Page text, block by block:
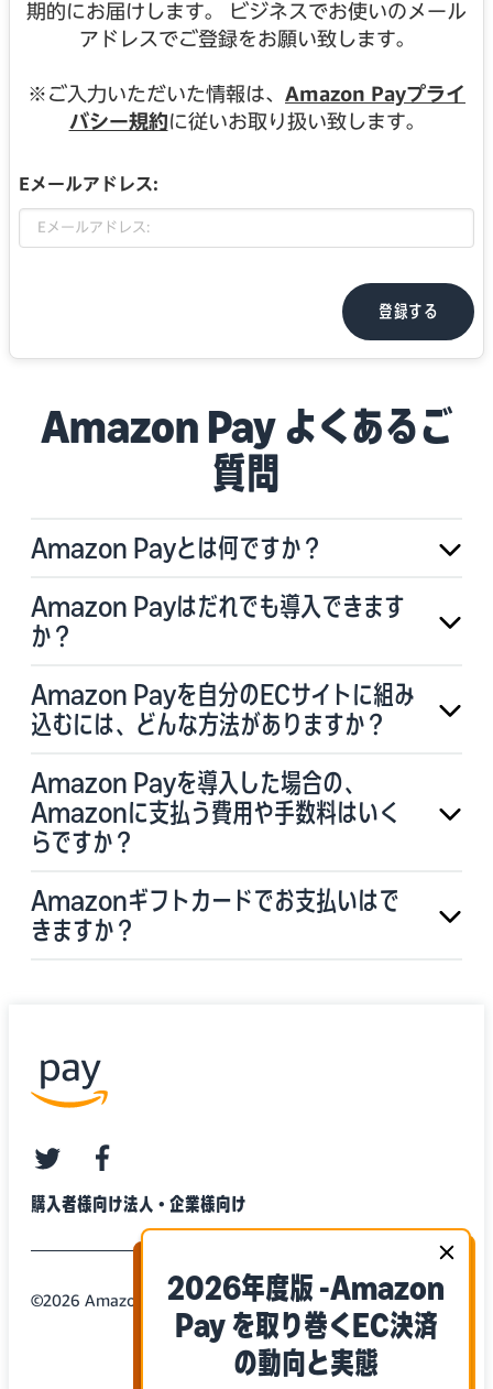
期的にお届けします。 ビジネスでお使いのメール
アドレスでご登録をお願い致します。
※ご入力いただいた情報は、 Amazon Payプライ
バシー規約に従いお取り扱い致します。
Eメールアドレス:
登録する
Amazon Pay よくあるご
質問
Amazon Payとは何ですか？
Amazon Payはだれでも導入できます
か？
Amazon Payを自分のECサイトに組み
込むには、どんな方法がありますか？
Amazon Payを導入した場合の、
Amazonに支払う費用や手数料はいく
らですか？
Amazonギフトカードでお支払いはで
きますか？
購入者様向け法人・企業様向け
twitterfacebook
©2026 Amazon.com, Inc. or its Affiliates
2026年度版 -Amazon
Pay を取り巻くEC決済
の動向と実態